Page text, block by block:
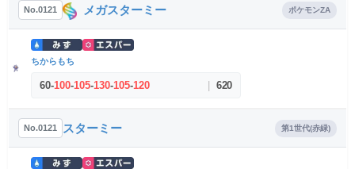
No.0121 メガスターミー ポケモンZA
ちからもち
60-100-105-130-105-120 620
No.0121 スターミー 第1世代(赤緑)